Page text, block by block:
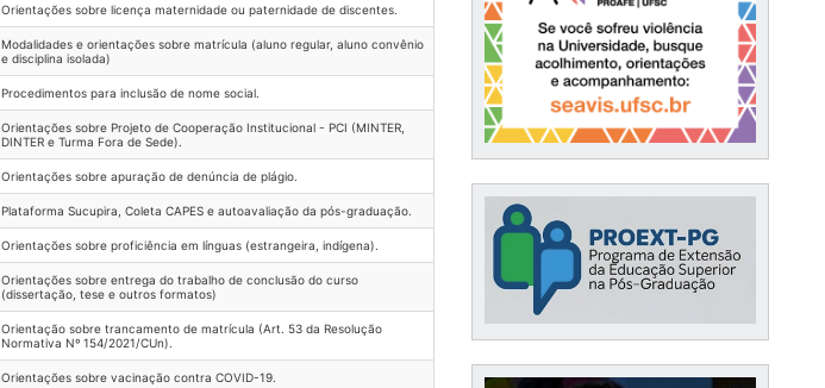
Orientações sobre licença maternidade ou paternidade de discentes.
Modalidades e orientações sobre matrícula (aluno regular, aluno convênio
e disciplina isolada)
Procedimentos para inclusão de nome social.
Orientações sobre Projeto de Cooperação Institucional - PCI (MINTER,
DINTER e Turma Fora de Sede).
Orientações sobre apuração de denúncia de plágio.
Plataforma Sucupira, Coleta CAPES e autoavaliação da pós-graduação.
Orientações sobre proficiência em línguas (estrangeira, indígena).
Orientações sobre entrega do trabalho de conclusão do curso
(dissertação, tese e outros formatos)
Orientação sobre trancamento de matrícula (Art. 53 da Resolução
Normativa Nº 154/2021/CUn).
Orientações sobre vacinação contra COVID-19.